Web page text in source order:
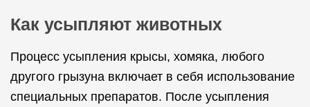
Как усыпляют животных
Процесс усыпления крысы, хомяка, любого
другого грызуна включает в себя использование
специальных препаратов. После усыпления